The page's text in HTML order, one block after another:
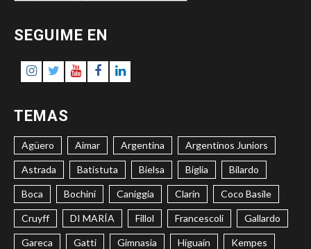
SITIO
SEGUIME EN
Instagram
Twitter
Youtube
Facebook
LinkedIn
TEMAS
Agüero Aimar Argentina Argentinos Juniors
Astrada Batistuta Bielsa Biglia Bilardo
Boca Bochini Caniggia Clarín Coco Basile
Cruyff DI MARÍA Fillol Francescoli Gallardo
Gareca Gatti Gimnasia Higuaín Kempes